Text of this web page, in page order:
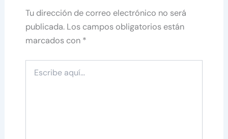
Tu dirección de correo electrónico no será
publicada. Los campos obligatorios están
marcados con *
aquí...